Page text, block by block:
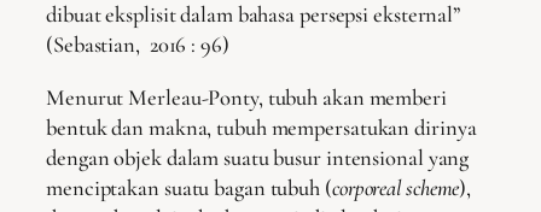
dibuat eksplisit dalam bahasa persepsi eksternal”
(Sebastian, 2016 : 96)
Menurut Merleau-Ponty, tubuh akan memberi
bentuk dan makna, tubuh mempersatukan dirinya
dengan objek dalam suatu busur intensional yang
menciptakan suatu bagan tubuh (corporealscheme),